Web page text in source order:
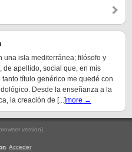
una isla mediterránea; filósofo y
de apellido, social que, en mis
título genérico me quedé con
Desde la enseñanza a la
la creación de [...]more →
version).
Acceder